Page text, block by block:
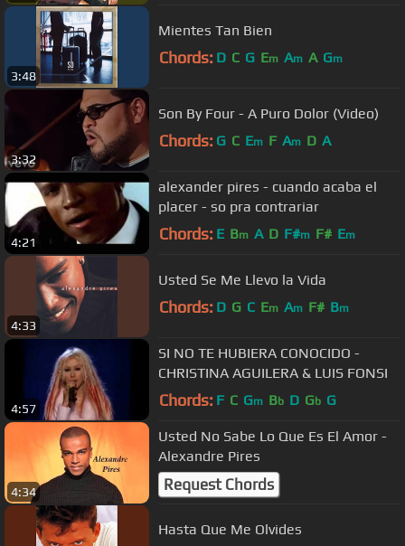
3:48
Mientes Tan Bien
Chords: D C G Em Am A Gm
3:32
Son By Four - A Puro Dolor (Video)
Chords: G C Em F Am D A
4:21
alexander pires - cuando acaba el
placer - so pra contrariar
Chords: E Bm A D F#m F# Em
4:33
Usted Se Me Llevo la Vida
Chords: D G C Em Am F# Bm
4:57
SI NO TE HUBIERA CONOCIDO -
CHRISTINA AGUILERA & LUIS FONSI
Chords: F C Gm Bb D Gb G
4:34
Usted No Sabe Lo Que Es El Amor -
Alexandre Pires
Request Chords
Hasta Que Me Olvides